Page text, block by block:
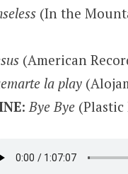
(In the
(American
la play
:Bye Bye(Plastic